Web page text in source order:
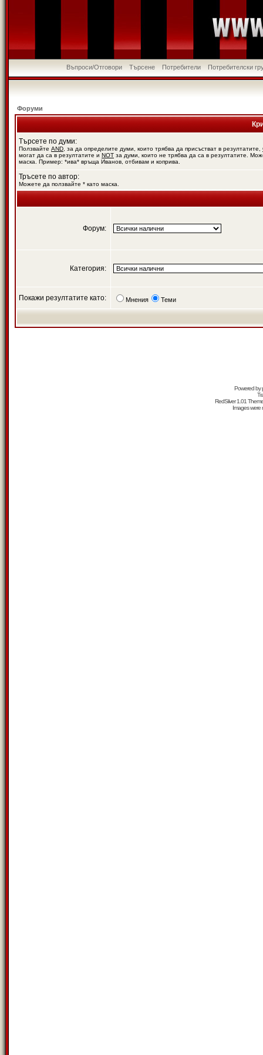
Въпроси/Отговори Търсене Потребители Потребителски
Форуми
Търсете по думи:
Ползвайте AND , за да определите думи, които трябва да присъстват в резултатите,
могат да са в резултатите и NOT за думи, които не трябва да са в резултатите.
маска. Пример: *ива* връща Иванов, отбивам и коприва.
Тръсете по автор:
Можете да ползвайте * като маска.
Форум:
Категория:
Покажи резултатите като: Мнения Теми
Powered by
RedSilver 1.01
Images were